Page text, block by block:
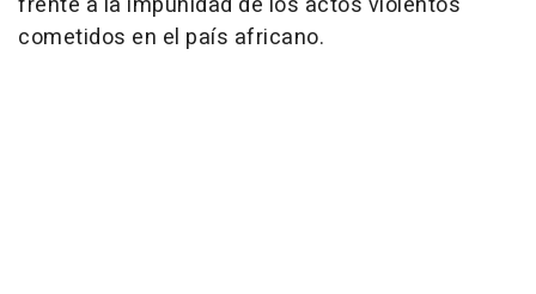
cometidos en el país africano.